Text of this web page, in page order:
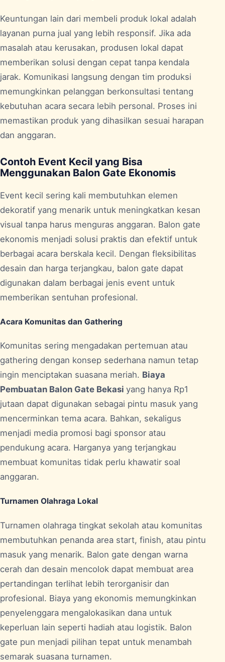
Keuntungan lain dari membeli produk lokal adalah
layanan purna jual yang lebih responsif. Jika ada
masalah atau kerusakan, produsen lokal dapat
memberikan solusi dengan cepat tanpa kendala
jarak. Komunikasi langsung dengan tim produksi
memungkinkan pelanggan berkonsultasi tentang
kebutuhan acara secara lebih personal. Proses ini
memastikan produk yang dihasilkan sesuai harapan
dan anggaran.
Contoh Event Kecil yang Bisa
Menggunakan Balon Gate Ekonomis
Event kecil sering kali membutuhkan elemen
dekoratif yang menarik untuk meningkatkan kesan
visual tanpa harus menguras anggaran. Balon gate
ekonomis menjadi solusi praktis dan efektif untuk
berbagai acara berskala kecil. Dengan fleksibilitas
desain dan harga terjangkau, balon gate dapat
digunakan dalam berbagai jenis event untuk
memberikan sentuhan profesional.
Acara Komunitas dan Gathering
Komunitas sering mengadakan pertemuan atau
gathering dengan konsep sederhana namun tetap
ingin menciptakan suasana meriah. Biaya
Pembuatan Balon Gate Bekasi yang hanya Rp1
jutaan dapat digunakan sebagai pintu masuk yang
mencerminkan tema acara. Bahkan, sekaligus
menjadi media promosi bagi sponsor atau
pendukung acara. Harganya yang terjangkau
membuat komunitas tidak perlu khawatir soal
anggaran.
Turnamen Olahraga Lokal
Turnamen olahraga tingkat sekolah atau komunitas
membutuhkan penanda area start, finish, atau pintu
masuk yang menarik. Balon gate dengan warna
cerah dan desain mencolok dapat membuat area
pertandingan terlihat lebih terorganisir dan
profesional. Biaya yang ekonomis memungkinkan
penyelenggara mengalokasikan dana untuk
keperluan lain seperti hadiah atau logistik. Balon
gate pun menjadi pilihan tepat untuk menambah
semarak suasana turnamen.